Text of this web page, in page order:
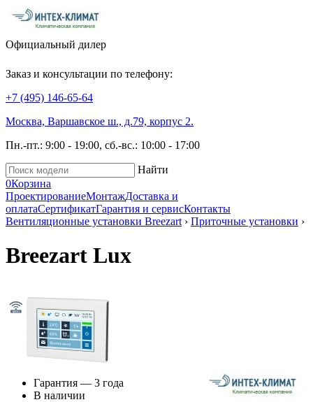
Официальный дилер
Заказ и консультации по телефону:
+7 (495) 146-65-64
Москва, Варшавское ш., д.79, корпус 2.
Пн.-пт.: 9:00 - 19:00, сб.-вс.: 10:00 - 17:00
Найти
0Корзина
ПроектированиеМонтажДоставка и
оплатаСертификатГарантия и сервисКонтакты
Вентиляционные установки Breezart › Приточные установки ›
Breezart Lux
Гарантия — 3 года
В наличии